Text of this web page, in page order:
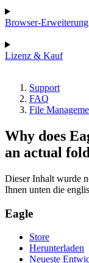
Browser-Erweiterung
Lizenz & Kauf
Support
FAQ
File
Why does
an actual
Dieser Inhalt wurde
Ihnen unten die
Eagle
Store
Herunterladen
Neueste